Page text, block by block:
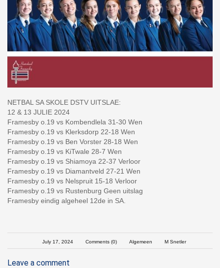
NETBAL SA SKOLE DSTV UITSLAE:
12 & 13 JULIE 2024
Framesby o.19 vs Kombendlela 31-30 Wen
Framesby o.19 vs Klerksdorp 22-18 Wen
Framesby o.19 vs Ben Vorster 28-18 Wen
Framesby o.19 vs KiTwale 28-7 Wen
Framesby o.19 vs Shiamoya 22-37 Verloor
Framesby o.19 vs Diamantveld 27-21 Wen
Framesby o.19 vs Nelspruit 15-18 Verloor
Framesby o.19 vs Rustenburg Geen uitslag
Framesby eindig algeheel 12de in SA.
July 17, 2024 Comments (0) Algemeen M Snetler
Leave a comment